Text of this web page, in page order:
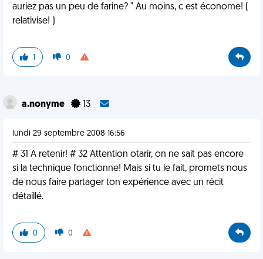
auriez pas un peu de farine? " Au moins, c est économe! (
relativise! )
1 0
a.nonyme 13
lundi 29 septembre 2008 16:56
# 31 A retenir! # 32 Attention otarir, on ne sait pas encore
si la technique fonctionne! Mais si tu le fait, promets nous
de nous faire partager ton expérience avec un récit
détaillé.
0 0